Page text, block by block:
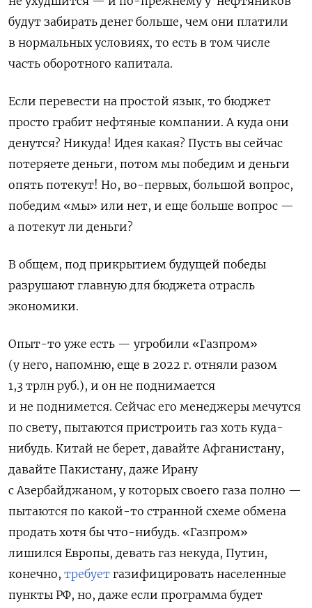
будут забирать денег больше, чем они платили
в нормальных условиях, то есть в том числе
часть оборотного капитала.
Если перевести на простой язык, то бюджет
просто грабит нефтяные компании. А куда они
денутся? Никуда! Идея какая? Пусть вы сейчас
потеряете деньги, потом мы победим и деньги
опять потекут! Но, во-первых, большой вопрос,
победим «мы» или нет, и еще больше вопрос —
а потекут ли деньги?
В общем, под прикрытием будущей победы
разрушают главную для бюджета отрасль
экономики.
Опыт-то уже есть — угробили «Газпром»
(у него, напомню, еще в 2022 г. отняли разом
1,3 трлн руб.), и он не поднимается
и не поднимется. Сейчас его менеджеры мечутся
по свету, пытаются пристроить газ хоть куда-
нибудь. Китай не берет, давайте Афганистану,
давайте Пакистану, даже Ирану
с Азербайджаном, у которых своего газа полно —
пытаются по какой-то странной схеме обмена
продать хотя бы что-нибудь. «Газпром»
лишился Европы, девать газ некуда, Путин,
конечно, требует газифицировать населенные
пункты РФ, но, даже если программа будет